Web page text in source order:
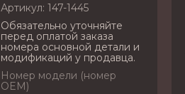
Артикул: 147-1445
Обязательно уточняйте
перед оплатой заказа
номера основной детали и
модификаций у продавца.
Номер модели (номер
OEM)